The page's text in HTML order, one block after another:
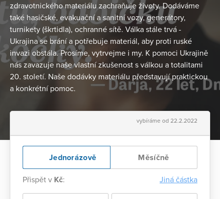
zdravotnického materiálu zachraňuje životy. Dodáváme
také hasičské, evakuační a sanitní vozy, generátory,
turnikety (škrtidla), ochranné sítě. Válka stále trvá -
Ukrajina se brání a potřebuje materiál, aby proti ruské
invazi obstála. Prosíme, vytrvejme i my. K pomoci Ukrajině
nás zavazuje naše vlastní zkušenost s válkou a totalitami
20. století. Naše dodávky materiálu představují praktickou
a konkrétní pomoc.
vybíráme od 22.2.2022
Jednorázově Měsíčně
Přispět v Kč: Jiná částka